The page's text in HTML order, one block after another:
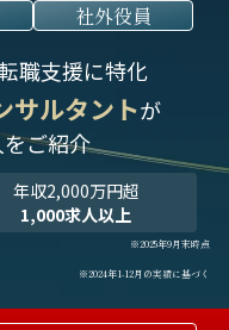
社外役員
職支援に特化
サルタントが
ご紹介
年収2,000万円超
1,000求人以上
※2025年9月末時点
※2024年1-12月の実績に基づく